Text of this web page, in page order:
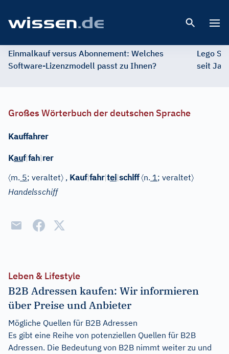
Einmalkauf versus Abonnement: Welches
Software-Lizenzmodell passt zu Ihnen?
Lego
seit
Großes Wörterbuch der deutschen Sprache
Kauffahrer
Kauf|fah|rer
〈m. 5; veraltet〉 , Kauf|fahr|tei|schiff 〈n. 1; veraltet〉
Handelsschiff
Leben & Lifestyle
B2B Adressen kaufen: Wir informieren
über Preise und Anbieter
Mögliche Quellen für B2B Adressen
Es gibt eine Reihe von potenziellen Quellen für B2B
Adressen. Die Bedeutung von B2B nimmt weiter zu und